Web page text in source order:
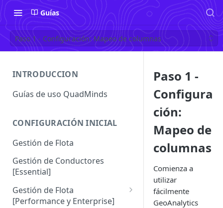
Guías
Paso 1 - Configuración: Mapeo de columnas
INTRODUCCION
Guías de uso QuadMinds
CONFIGURACIÓN INICIAL
Gestión de Flota
Gestión de Conductores
[Essential]
Gestión de Flota
[Performance y Enterprise]
Paso 1 -
Configura
ción:
Mapeo de
columnas
Comienza a
utilizar
fácilmente
GeoAnalytics